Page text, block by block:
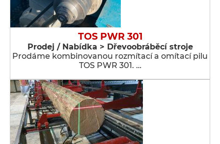
TOS PWR 301
Prodej / Nabídka > Dřevoobráběcí stroje
Prodáme kombinovanou rozmítací a omítací pilu
TOS PWR 301. …